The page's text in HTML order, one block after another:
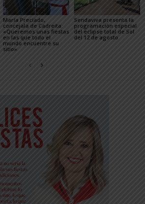
María Preciado,
concejala de Cadreita:
«Queremos unas fiestas
en las que todo el
mundo encuentre su
sitio»
Sendaviva presenta la
programación especial
del eclipse total de Sol
del 12 de agosto